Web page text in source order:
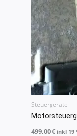
Steuergeräte
499,00€ inkl 19